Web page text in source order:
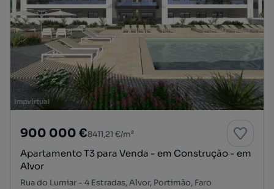
900 000 €8411,21 €/m²
Apartamento T3 para Venda - em Construção - em
Alvor
Rua do Lumiar - 4 Estradas, Alvor, Portimão, Faro